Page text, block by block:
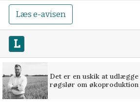
Læs e-avisen
Det er en uskik at udlægge
røgslør om økoproduktion